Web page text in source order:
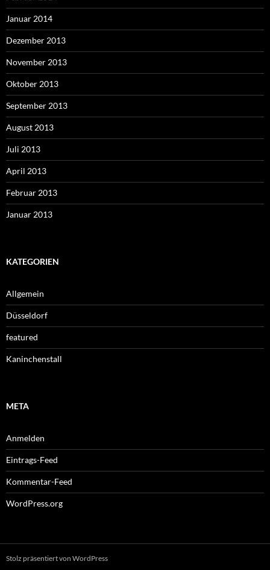
Januar 2014
Dezember 2013
November 2013
Oktober 2013
September 2013
August 2013
Juli 2013
April 2013
Februar 2013
Januar 2013
KATEGORIEN
Allgemein
Düsseldorf
featured
Kaninchenstall
META
Anmelden
Eintrags-Feed
Kommentar-Feed
WordPress.org
Stolz präsentiert von WordPress